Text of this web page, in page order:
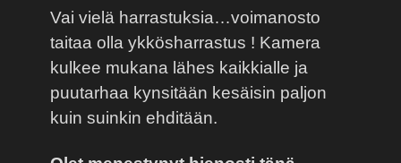
Vai vielä harrastuksia…voimanosto
taitaa olla ykkösharrastus ! Kamera
kulkee mukana lähes kaikkialle ja
puutarhaa kynsitään kesäisin paljon
kuin suinkin ehditään.